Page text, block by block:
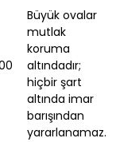
Büyük ovalar
mutlak
koruma
altındadır;
hiçbir şart
altında imar
barışından
yararlanamaz.